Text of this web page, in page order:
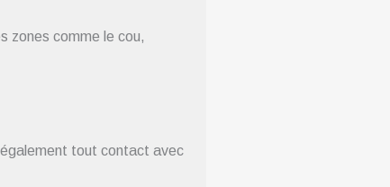
zones comme le cou,
également tout contact avec